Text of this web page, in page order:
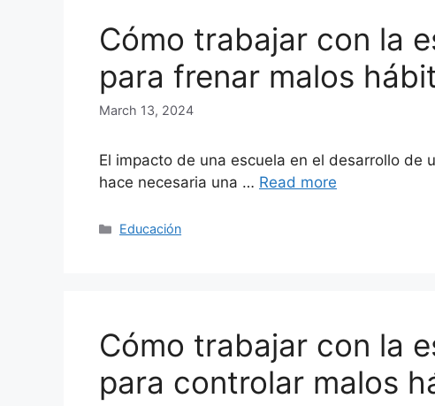
Cómo trabajar con la
para frenar malos
March 13, 2024
El impacto de una escuela en el desarrollo de
hace necesaria una … Read more
Categories
Educación
Cómo trabajar con la
para controlar malos